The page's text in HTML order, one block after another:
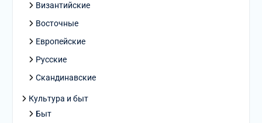
Византийские
Восточные
Европейские
Русские
Скандинавские
Культура и быт
Быт